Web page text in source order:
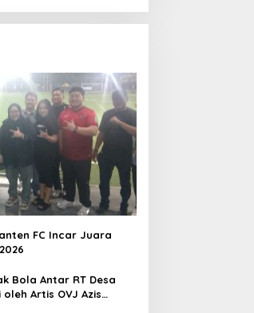
FC Incar Juara
Bola Antar RT Desa
Artis OVJ Azis